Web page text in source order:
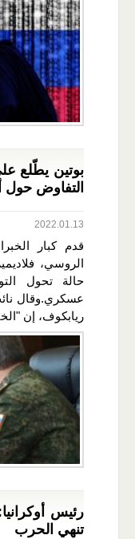
بوتين يطّلع
التفاوض حول
2022.01.13
قدم كبار
الروسي،
حالة تحول
عسكري.وقال
ريابكوف، إن
رئيس
تنهي الحرب